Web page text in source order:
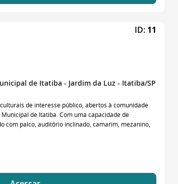
ID: 11
de Itatiba - Jardim da Luz - Itatiba/SP
de interesse público, abertos à comunidade
de Itatiba. Com uma capacidade de
com palco, auditório inclinado, camarim, mezanino,